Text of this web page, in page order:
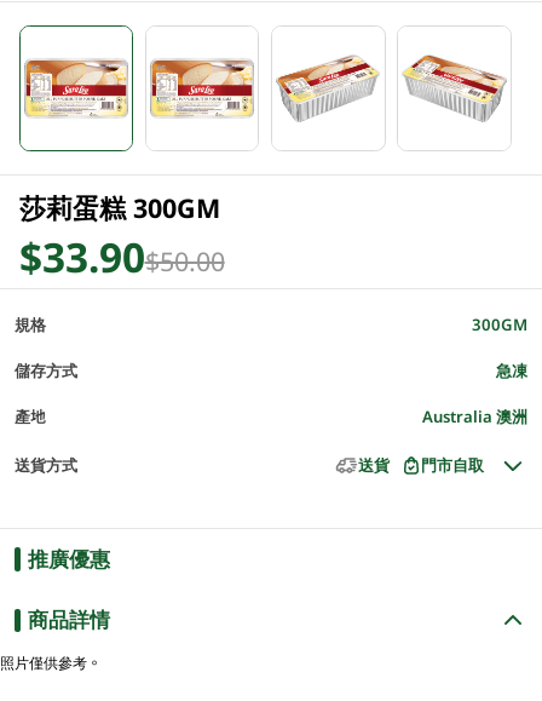
莎莉蛋糕 300GM
$33.90$50.00
規格 300GM
儲存方式 急凍
產地 Australia 澳洲
送貨方式 送貨 門市自取
推廣優惠
商品詳情
照片僅供參考。